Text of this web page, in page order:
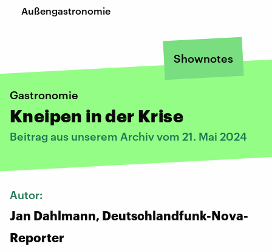
Außengastronomie
Shownotes
Gastronomie
Kneipen in der Krise
Beitrag aus unserem Archiv vom 21. Mai 2024
Autor:
Jan Dahlmann, Deutschlandfunk-Nova-
Reporter